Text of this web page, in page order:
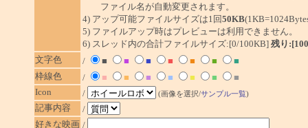
ファイル名が自動変更されます。
4) アップ可能ファイルサイズは1回50KB
5) ファイルアップ時はプレビューは利用できません。
6) スレッド内の合計ファイルサイズ:[0/100KB] 残り
文字色
/ ■ ■ ■ ■ ■ ■
■
枠線色
/ ■ ■ ■ ■ ■ ■
■
Icon
/ (画像を選択/サンプル一覧)
記事内容
/
好きな映画 /